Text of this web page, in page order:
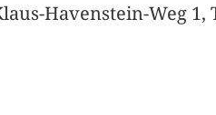
Havenstein-Weg 1,